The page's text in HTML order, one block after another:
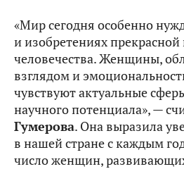
«Мир сегодня особенно
и изобретениях
человечества. Женщины,
взглядом и
чувствуют актуальные
научного потенциала», —
Гумерова. Она выразила
в нашей стране с каждым
число женщин,